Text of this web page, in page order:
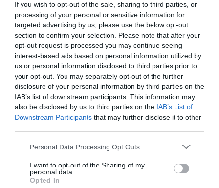
If you wish to opt-out of the sale, sharing to third parties, or
processing of your personal or sensitive information for
targeted advertising by us, please use the below opt-out
section to confirm your selection. Please note that after your
opt-out request is processed you may continue seeing
interest-based ads based on personal information utilized by
us or personal information disclosed to third parties prior to
your opt-out. You may separately opt-out of the further
disclosure of your personal information by third parties on the
IAB’s list of downstream participants. This information may
also be disclosed by us to third parties on the IAB’s List of
Downstream Participants that may further disclose it to other
Please note that this website/app uses one or more Google
not limited to your visit or usage behaviour. You may click to
grant or deny consent to Google and its third-party tags to
use your data for below specified purposes in below Google
Personal Data Processing Opt Outs
I want to opt-out of the Sharing of my
personal data.
Opted In
Megosztás
Küldés
Messengeren
A határon túli magyar színésznő saját
bevallása szerint tudatosan választotta, hogy
nem Magyarországon, hanem Szlovákiában
végzi a főiskolát, hiszen magyar anyanyelve
adott volt, viszont nem tartotta hátránynak, ha
később cseh és szlovák filmekben is
szerepeltetnék. Nem is tévedett, hiszen ma
Bakkermann, a Mázli, a Szuperbojz – cseh és
szlovák filmekben is föltűnik, és szinte